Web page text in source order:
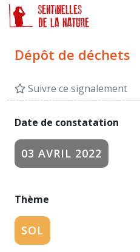
Dépôt de déchets
Suivre ce signalement
Date de constatation
03 AVRIL 2022
Thème
SOL
Panneau de gestion des cookies